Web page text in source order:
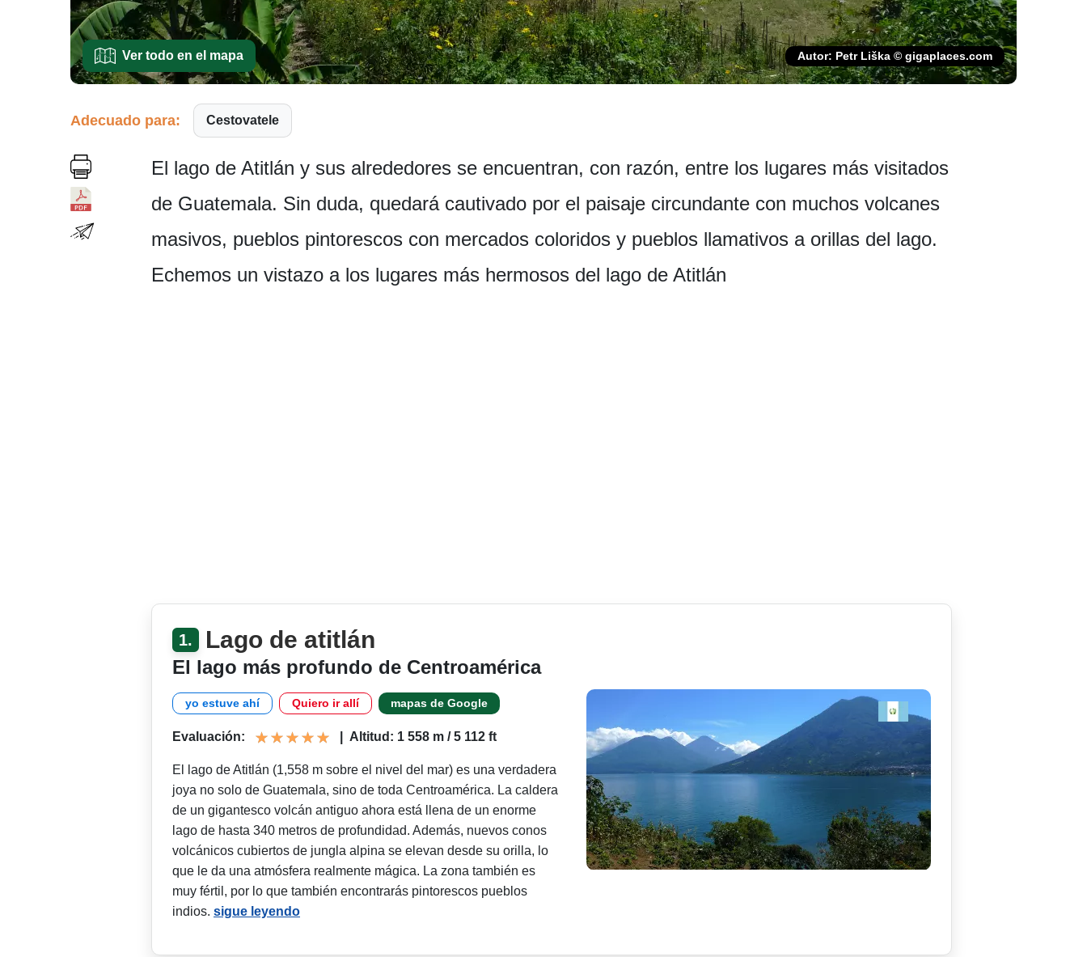
Ver todo en el mapa Autor: Petr Liška © gigaplaces.com
Adecuado para: Cestovatele
El lago de Atitlán y sus alrededores se encuentran, con razón, entre los lugares más visitados
de Guatemala. Sin duda, quedará cautivado por el paisaje circundante con muchos volcanes
masivos, pueblos pintorescos con mercados coloridos y pueblos llamativos a orillas del lago.
Echemos un vistazo a los lugares más hermosos del lago de Atitlán
1. Lago de atitlán
El lago más profundo de Centroamérica
yo estuve ahí Quiero ir allí mapas de Google
Evaluación: Altitud: 1 558 m / 5 112 ft
El lago de Atitlán (1,558 m sobre el nivel del mar) es una verdadera
joya no solo de Guatemala, sino de toda Centroamérica. La caldera
de un gigantesco volcán antiguo ahora está llena de un enorme
lago de hasta 340 metros de profundidad. Además, nuevos conos
volcánicos cubiertos de jungla alpina se elevan desde su orilla, lo
que le da una atmósfera realmente mágica. La zona también es
muy fértil, por lo que también encontrarás pintorescos pueblos
indios. sigue leyendo